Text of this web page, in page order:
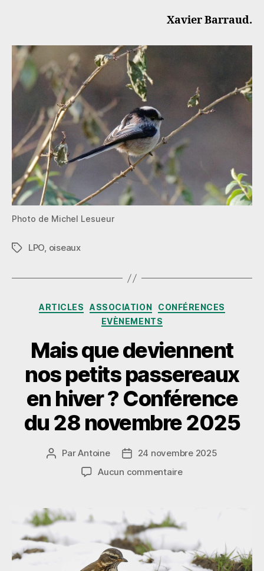
Xavier Barraud.
Photo de Michel Lesueur
Étiquettes
LPO, oiseaux
Catégories
ARTICLES ASSOCIATION
CONFÉRENCES
EVÈNEMENTS
Mais que deviennent
nos petits passereaux
en hiver ? Conférence
du 28 novembre 2025
Auteur
ParAntoine
Date24 novembre 2025
Aucun commentairesur
nos petits
en
hiver ?